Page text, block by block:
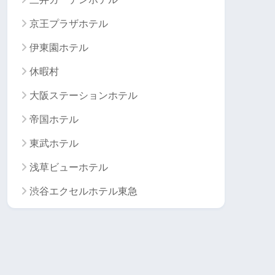
京王プラザホテル
伊東園ホテル
休暇村
大阪ステーションホテル
帝国ホテル
東武ホテル
浅草ビューホテル
渋谷エクセルホテル東急